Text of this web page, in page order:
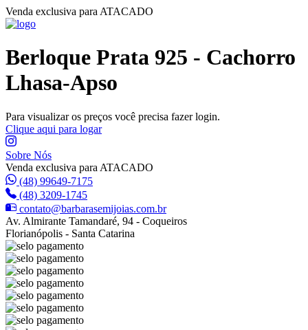
Venda exclusiva para ATACADO
Berloque Prata 925 - Cachorro
Lhasa-Apso
Para visualizar os preços você precisa fazer login.
Clique aqui para logar
Sobre Nós
Venda exclusiva para ATACADO
(48) 99649-7175
(48) 3209-1745
contato@barbarasemijoias.com.br
Av. Almirante Tamandaré, 94 - Coqueiros
Florianópolis - Santa Catarina